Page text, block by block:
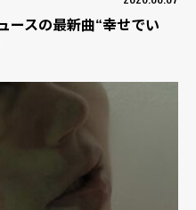
ースの最新曲“幸せでい